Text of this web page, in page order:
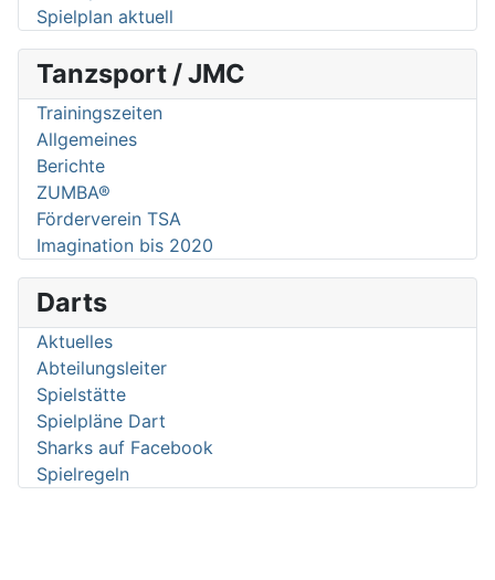
Spielplan aktuell
Tanzsport / JMC
Trainingszeiten
Allgemeines
Berichte
ZUMBA®
Förderverein TSA
Imagination bis 2020
Darts
Aktuelles
Abteilungsleiter
Spielstätte
Spielpläne Dart
Sharks auf Facebook
Spielregeln